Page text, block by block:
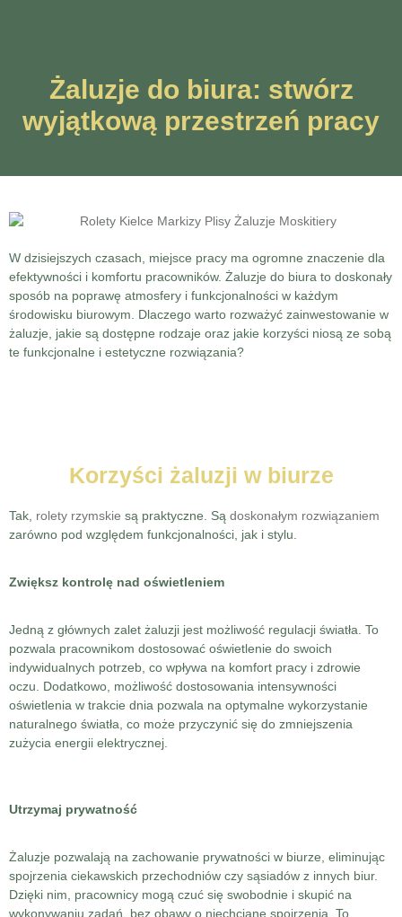
Żaluzje do biura: stwórz
wyjątkową przestrzeń pracy
W dzisiejszych czasach, miejsce pracy ma ogromne znaczenie dla
efektywności i komfortu pracowników. Żaluzje do biura to doskonały
sposób na poprawę atmosfery i funkcjonalności w każdym
środowisku biurowym. Dlaczego warto rozważyć zainwestowanie w
żaluzje, jakie są dostępne rodzaje oraz jakie korzyści niosą ze sobą
te funkcjonalne i estetyczne rozwiązania?
Korzyści żaluzji w biurze
Tak, rolety rzymskie są praktyczne. Są doskonałym rozwiązaniem
zarówno pod względem funkcjonalności, jak i stylu.
Zwiększ kontrolę nad oświetleniem
Jedną z głównych zalet żaluzji jest możliwość regulacji światła. To
pozwala pracownikom dostosować oświetlenie do swoich
indywidualnych potrzeb, co wpływa na komfort pracy i zdrowie
oczu. Dodatkowo, możliwość dostosowania intensywności
oświetlenia w trakcie dnia pozwala na optymalne wykorzystanie
naturalnego światła, co może przyczynić się do zmniejszenia
zużycia energii elektrycznej.
Utrzymaj prywatność
Żaluzje pozwalają na zachowanie prywatności w biurze, eliminując
spojrzenia ciekawskich przechodniów czy sąsiadów z innych biur.
Dzięki nim, pracownicy mogą czuć się swobodnie i skupić na
wykonywaniu zadań, bez obawy o niechciane spojrzenia. To